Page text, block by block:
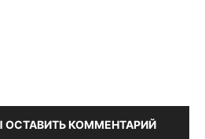
ОСТАВИТЬ КОММЕНТАРИЙ